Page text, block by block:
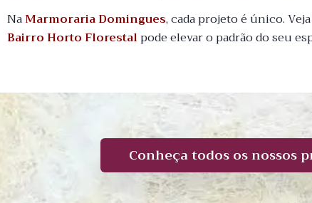
NaMarmoraria Domingues, cada projeto é único.
Bairro Horto Florestalpode elevar o padrão do seu
Conheça todos os nossos